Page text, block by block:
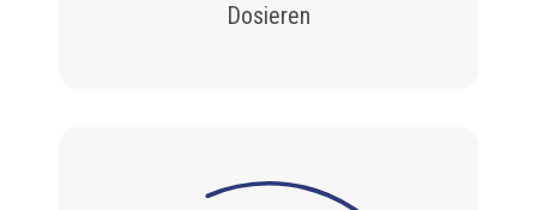
Dosieren